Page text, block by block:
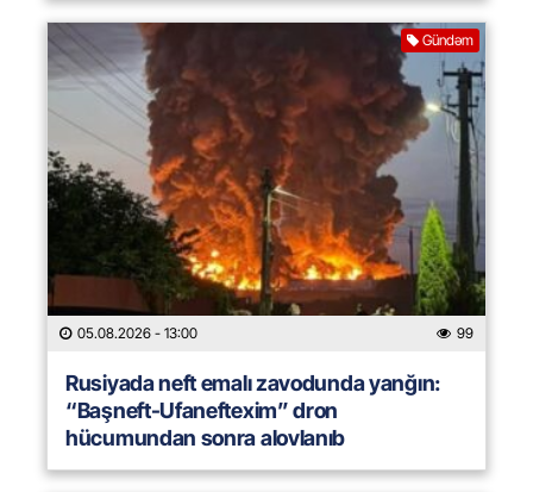
Gündəm
05.08.2026 - 13:00 99
Rusiyada neft emalı zavodunda yanğın:
“Başneft-Ufaneftexim” dron
hücumundan sonra alovlanıb